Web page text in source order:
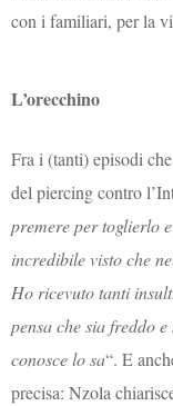
con i familiari, per la
L’orecchino
Fra i (tanti) episodi
del piercing contro
premere per toglierlo
incredibile visto che
Ho ricevuto tanti
pensa che sia freddo
conosce lo sa“. E
precisa: Nzola